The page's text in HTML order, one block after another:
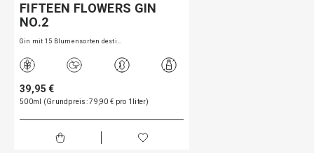
FIFTEEN FLOWERS GIN
NO.2
Gin mit 15 Blumensorten desti…
39,95 €
500ml (Grundpreis: 79,90 € pro 1liter)